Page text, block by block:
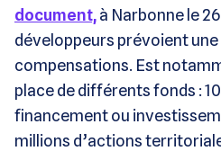
document,à Narbonne le
développeurs prévoient une
compensations. Est
place de différents fonds :
financement ou
millions d’actions